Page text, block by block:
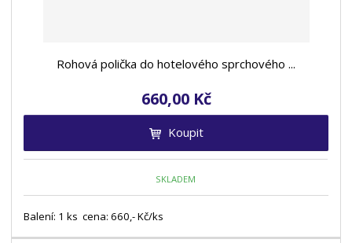
Rohová polička do hotelového sprchového ...
660,00 Kč
Koupit
SKLADEM
Balení: 1 ks cena: 660,- Kč/ks